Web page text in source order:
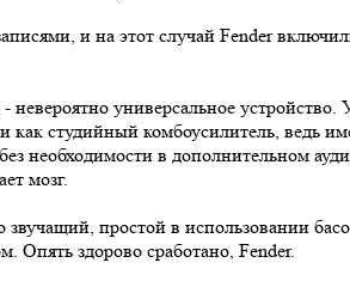
и на этот случай Fender
универсальное
студийный комбоусилитель, ведь
в дополнительном
мозг.
простой в использовании
Опять здорово сработано, Fender.